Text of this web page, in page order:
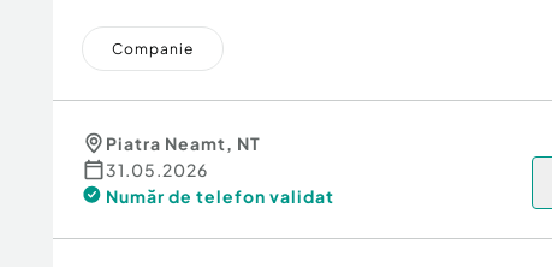
Companie
Piatra Neamt, NT
31.05.2026
Număr de telefon validat